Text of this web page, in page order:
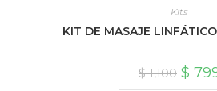
Kits
KIT DE MASAJE
$1,100 $